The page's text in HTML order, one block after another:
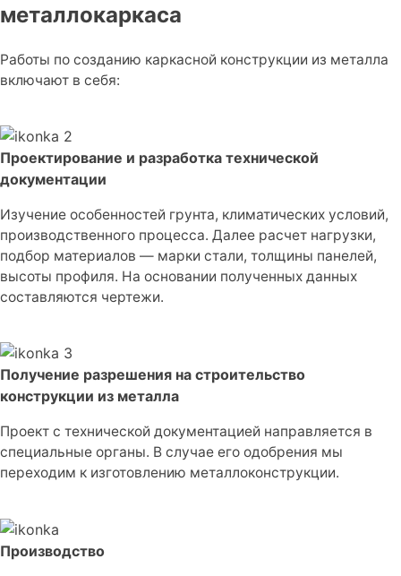
металлокаркаса
Работы по созданию каркасной конструкции из металла
включают в себя:
Проектирование и разработка технической
документации
Изучение особенностей грунта, климатических условий,
производственного процесса. Далее расчет нагрузки,
подбор материалов — марки стали, толщины панелей,
высоты профиля. На основании полученных данных
составляются чертежи.
Получение разрешения на строительство
конструкции из металла
Проект с технической документацией направляется в
специальные органы. В случае его одобрения мы
переходим к изготовлению металлоконструкции.
Производство